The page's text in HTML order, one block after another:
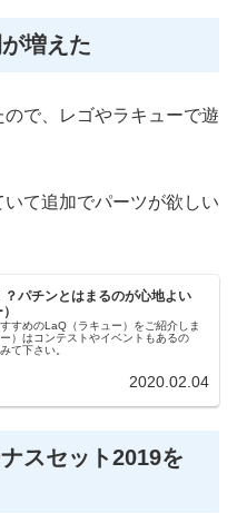
増えた
で、レゴやラキューで遊
て追加でパーツが欲しい
？パチンとはまるのが心地よい
すめのLaQ（ラキュー）をご紹介しま
）はコンテストやイベントもあるの
て下さい。
2020.02.04
スセット2019を